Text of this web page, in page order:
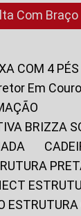
Com Braço
COM 4
Em
BRIZZA